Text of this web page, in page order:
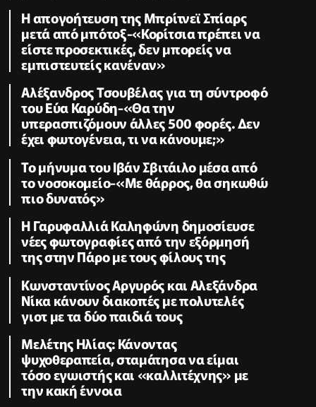
Η απογοήτευση της Μπρίτνεϊ Σπίαρς
μετά από μπότοξ-«Κορίτσια πρέπει να
είστε προσεκτικές, δεν μπορείς να
εμπιστευτείς κανέναν»
Αλέξανδρος Τσουβέλας για τη σύντροφό
του Εύα Καρύδη-«Θα την
υπερασπιζόμουν άλλες 500 φορές. Δεν
έχει φωτογένεια, τι να κάνουμε;»
Το μήνυμα του Ιβάν Σβιτάιλο μέσα από
το νοσοκομείο-«Με θάρρος, θα σηκωθώ
πιο δυνατός»
Η Γαρυφαλλιά Καληφώνη δημοσίευσε
νέες φωτογραφίες από την εξόρμησή
της στην Πάρο με τους φίλους της
Κωνσταντίνος Αργυρός και Αλεξάνδρα
Νίκα κάνουν διακοπές με πολυτελές
γιοτ με τα δύο παιδιά τους
Μελέτης Ηλίας: Κάνοντας
ψυχοθεραπεία, σταμάτησα να είμαι
τόσο εγωιστής και «καλλιτέχνης» με
την κακή έννοια